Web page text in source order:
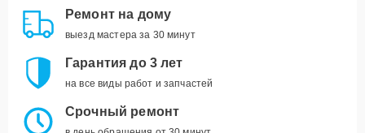
Ремонт на дому
выезд мастера за 30 минут
Гарантия до 3 лет
на все виды работ и запчастей
Срочный ремонт